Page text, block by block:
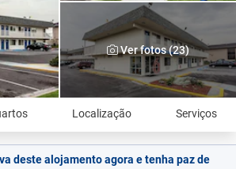
Ver fotos (23)
Localização Serviços
deste alojamento agora e tenha paz de